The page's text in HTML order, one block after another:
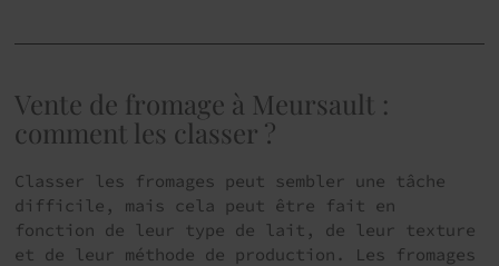
Vente de fromage à Meursault :
comment les classer ?
Classer les fromages peut sembler une tâche
difficile, mais cela peut être fait en
fonction de leur type de lait, de leur texture
et de leur méthode de production. Les fromages